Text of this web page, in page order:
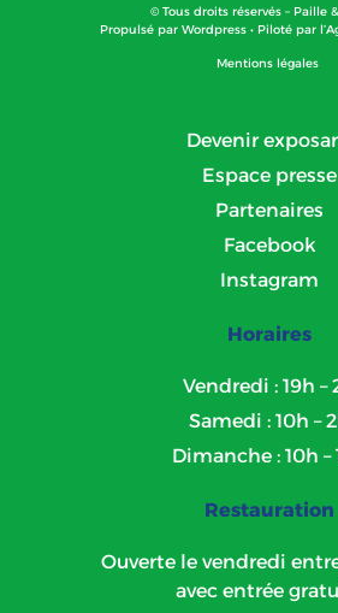
© Tous droits réservés – Paille
Propulsé par Wordpress• Piloté par l’
Mentions légales
Devenir
Espace presse
Partenaires
Facebook
Instagram
Horaires
Vendredi : 19h –
Samedi : 10h –
Dimanche : 10h –
Restauration
Ouverte le vendredi
avec entrée